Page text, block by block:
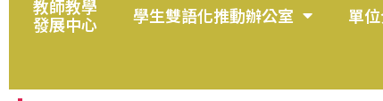
教師教學
發展中心 學生雙語化推動辦公室 單